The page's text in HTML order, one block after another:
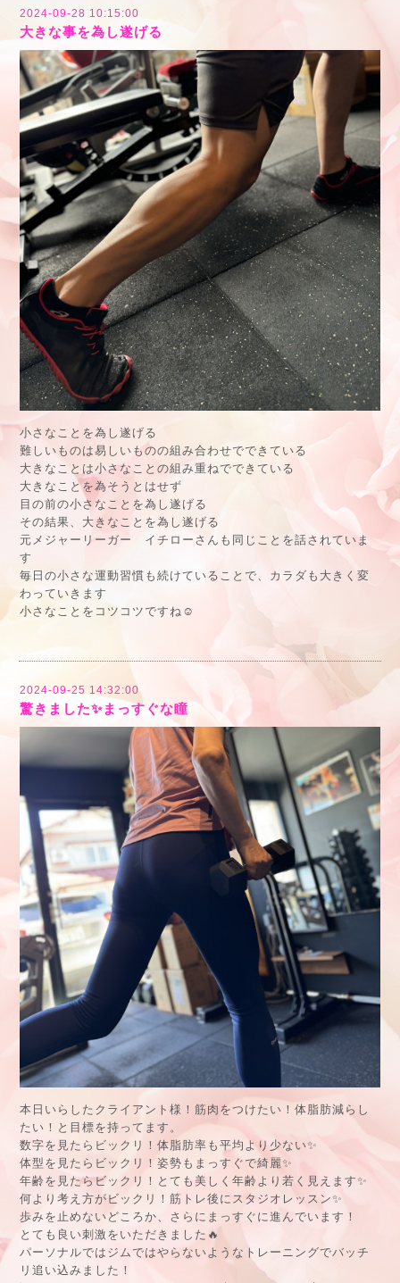
2024-09-28 10:15:00
大きな事を為し遂げる
小さなことを為し遂げる
難しいものは易しいものの組み合わせでできている
大きなことは小さなことの組み重ねでできている
大きなことを為そうとはせず
目の前の小さなことを為し遂げる
その結果、大きなことを為し遂げる
元メジャーリーガー イチローさんも同じことを話されていま
す
毎日の小さな運動習慣も続けていることで、カラダも大きく変
わっていきます
小さなことをコツコツですね☺️
2024-09-25 14:32:00
驚きました✨まっすぐな瞳
本日いらしたクライアント様！筋肉をつけたい！体脂肪減らし
たい！と目標を持ってます。
数字を見たらビックリ！体脂肪率も平均より少ない✨
体型を見たらビックリ！姿勢もまっすぐで綺麗✨
年齢を見たらビックリ！とても美しく年齢より若く見えます✨
何より考え方がビックリ！筋トレ後にスタジオレッスン✨
歩みを止めないどころか、さらにまっすぐに進んでいます！
とても良い刺激をいただきました🔥
パーソナルではジムではやらないようなトレーニングでバッチ
リ追い込みました！